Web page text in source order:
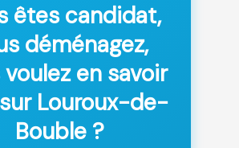
êtes candidat,
déménagez,
en savoir
Louroux-de-
Bouble ?